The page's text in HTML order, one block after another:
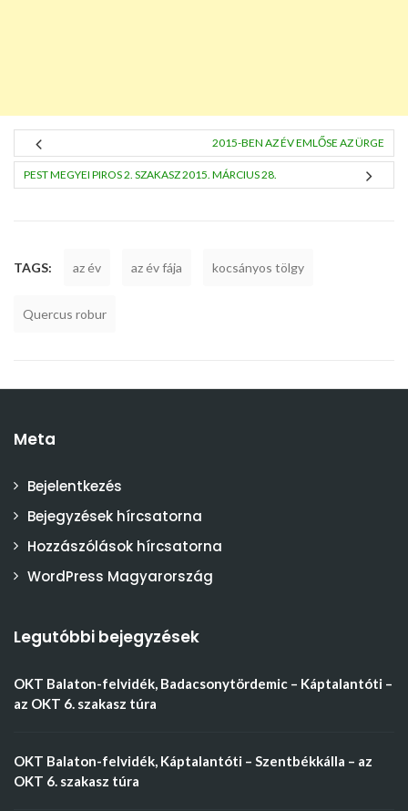
2015-BEN AZ ÉV EMLŐSE AZ ÜRGE
PEST MEGYEI PIROS 2. SZAKASZ 2015. MÁRCIUS 28.
TAGS: az év az év fája kocsányos tölgy
Quercus robur
Meta
Bejelentkezés
Bejegyzések hírcsatorna
Hozzászólások hírcsatorna
WordPress Magyarország
Legutóbbi bejegyzések
OKT Balaton-felvidék, Badacsonytördemic – Káptalantóti –
az OKT 6. szakasz túra
OKT Balaton-felvidék, Káptalantóti – Szentbékkálla – az
OKT 6. szakasz túra